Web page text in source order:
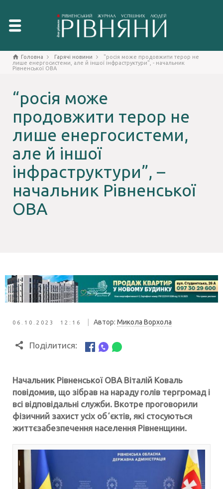
Головна Гарячі новини
"росія може продовжити терор не
лише енергосистеми, але й іншої інфраструктури", - начальник
Рівненської ОВА
“росія може
продовжити терор не
лише енергосистеми,
але й іншої
інфраструктури”, –
начальник Рівненської
ОВА
06.10.2023 12:16 Автор: Микола Ворхола
Поділитися:
Начальник Рівненської ОВА Віталій Коваль
повідомив, що зібрав на нараду голів тергромад і
всі відповідальні служби. Вкотре проговорили
фізичний захист усіх обʼєктів, які стосуються
життєзабезпечення населення Рівненщини.